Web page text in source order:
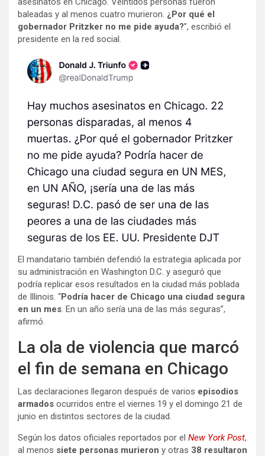
baleadas y al menos cuatro murieron. ¿Por qué el
gobernador Pritzker no me pide ayuda?”, escribió el
presidente en la red social.
El mandatario también defendió la estrategia aplicada por
su administración en Washington D.C. y aseguró que
podría replicar esos resultados en la ciudad más poblada
de Illinois. “Podría hacer de Chicago una ciudad segura
en un mes. En un año sería una de las más seguras”,
afirmó.
La ola de violencia que marcó
el fin de semana en Chicago
Las declaraciones llegaron después de varios episodios
armados ocurridos entre el viernes 19 y el domingo 21 de
junio en distintos sectores de la ciudad.
Según los datos oficiales reportados por el New York Post,
al menos siete personas murieron y otras 38 resultaron